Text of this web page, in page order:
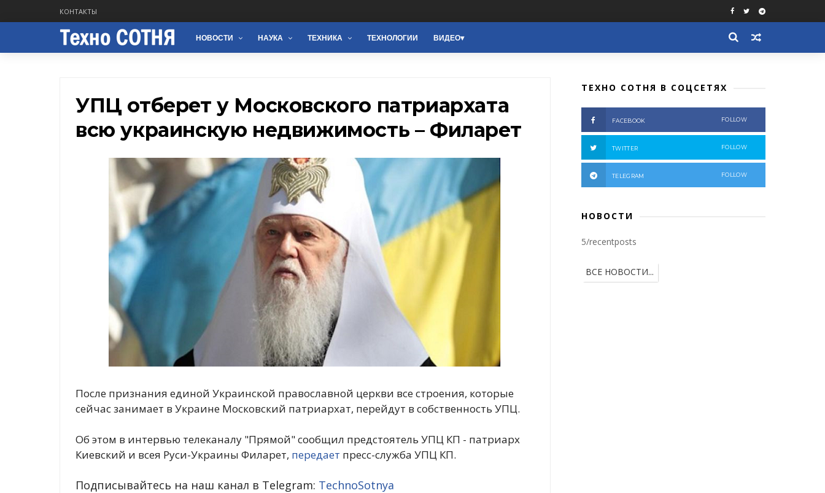
КОНТАКТЫ
НОВОСТИ НАУКА ТЕХНИКА ТЕХНОЛОГИИ ВИДЕО
УПЦ отберет у Московского патриархата
всю украинскую недвижимость – Филарет
После признания единой Украинской православной церкви все строения, которые
сейчас занимает в Украине Московский патриархат, перейдут в собственность УПЦ.
Об этом в интервью телеканалу "Прямой" сообщил предстоятель УПЦ КП - патриарх
Киевский и всея Руси-Украины Филарет, передает пресс-служба УПЦ КП.
Подписывайтесь на наш канал в Telegram: TechnoSotnya
ТЕХНО СОТНЯ В СОЦСЕТЯХ
FACEBOOK FOLLOW
TWITTER FOLLOW
TELEGRAM FOLLOW
НОВОСТИ
5/recentposts
ВСЕ НОВОСТИ...